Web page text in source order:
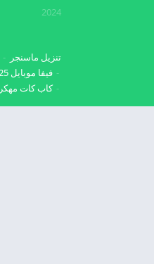
2024
تنزيل ماسنجر
فيفا موبايل 2025
كاب كات مهكر